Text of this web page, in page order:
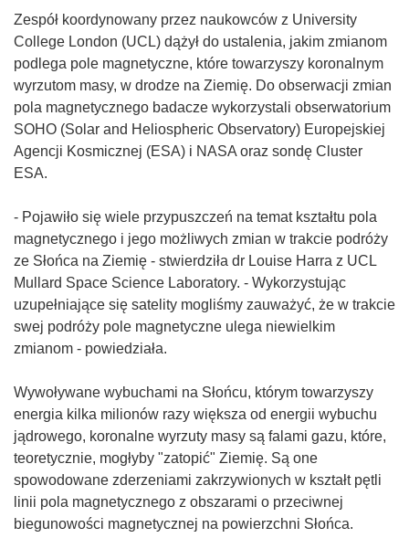
Zespół koordynowany przez naukowców z University
College London (UCL) dążył do ustalenia, jakim zmianom
podlega pole magnetyczne, które towarzyszy koronalnym
wyrzutom masy, w drodze na Ziemię. Do obserwacji zmian
pola magnetycznego badacze wykorzystali obserwatorium
SOHO (Solar and Heliospheric Observatory) Europejskiej
Agencji Kosmicznej (ESA) i NASA oraz sondę Cluster
ESA.
- Pojawiło się wiele przypuszczeń na temat kształtu pola
magnetycznego i jego możliwych zmian w trakcie podróży
ze Słońca na Ziemię - stwierdziła dr Louise Harra z UCL
Mullard Space Science Laboratory. - Wykorzystując
uzupełniające się satelity mogliśmy zauważyć, że w trakcie
swej podróży pole magnetyczne ulega niewielkim
zmianom - powiedziała.
Wywoływane wybuchami na Słońcu, którym towarzyszy
energia kilka milionów razy większa od energii wybuchu
jądrowego, koronalne wyrzuty masy są falami gazu, które,
teoretycznie, mogłyby "zatopić" Ziemię. Są one
spowodowane zderzeniami zakrzywionych w kształt pętli
linii pola magnetycznego z obszarami o przeciwnej
biegunowości magnetycznej na powierzchni Słońca.